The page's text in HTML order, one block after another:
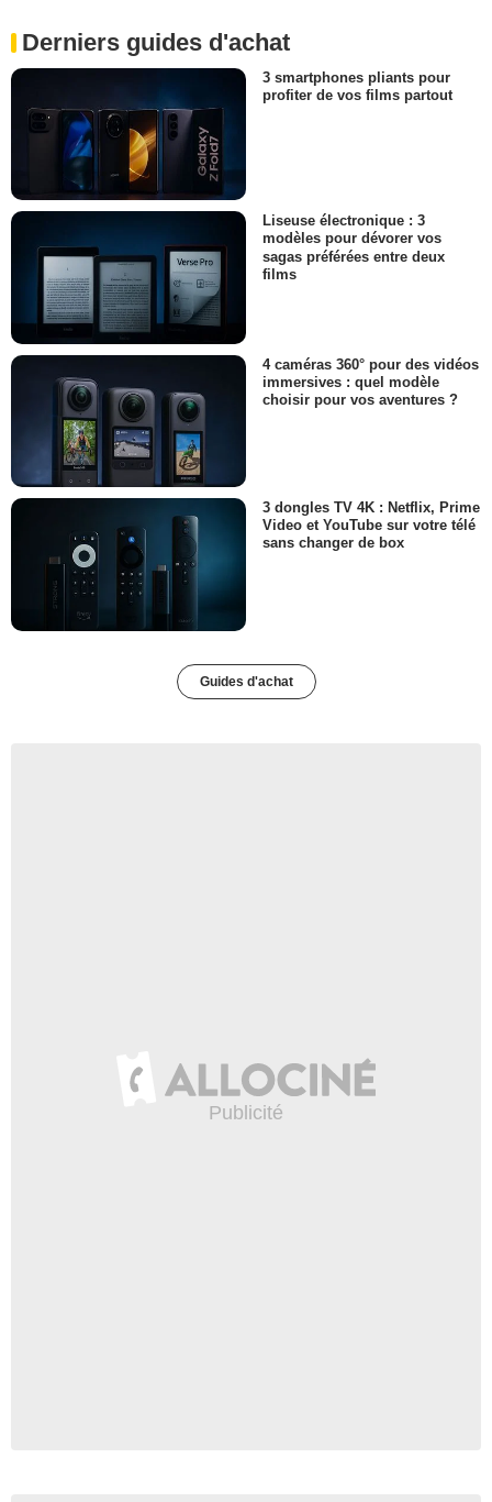
Derniers guides d'achat
3 smartphones pliants pour
profiter de vos films partout
Liseuse électronique : 3
modèles pour dévorer vos
sagas préférées entre deux
films
4 caméras 360° pour des vidéos
immersives : quel modèle
choisir pour vos aventures ?
3 dongles TV 4K : Netflix, Prime
Video et YouTube sur votre télé
sans changer de box
Guides d'achat